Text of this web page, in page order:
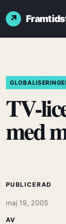
TV-
med
PUBLICERAD
maj 19, 2005
AV